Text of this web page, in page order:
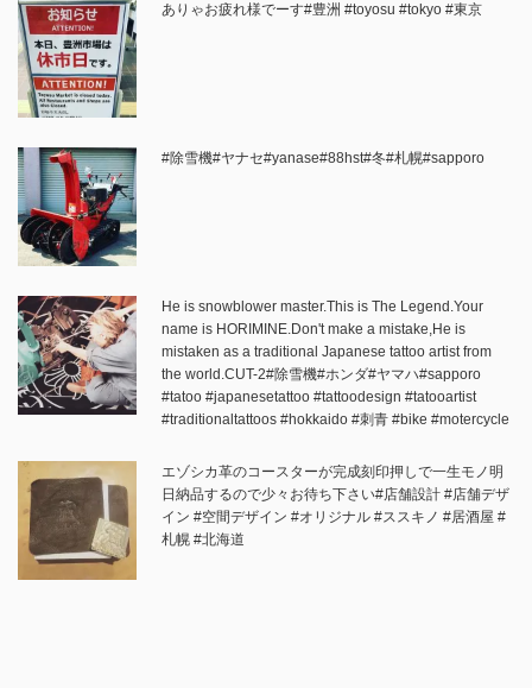
ありゃお疲れ様でーす#豊洲 #toyosu #tokyo #東京
#除雪機#ヤナセ#yanase#88hst#冬#札幌#sapporo
He is snowblower master.This is The Legend.Your
name is HORIMINE.Don't make a mistake,He is
mistaken as a traditional Japanese tattoo artist from
the world.CUT-2#除雪機#ホンダ#ヤマハ#sapporo
#tatoo #japanesetattoo #tattoodesign #tatooartist
#traditionaltattoos #hokkaido #刺青 #bike #motercycle
エゾシカ革のコースターが完成刻印押しで一生モノ明
日納品するので少々お待ち下さい#店舗設計 #店舗デザ
イン #空間デザイン #オリジナル #ススキノ #居酒屋 #
札幌 #北海道